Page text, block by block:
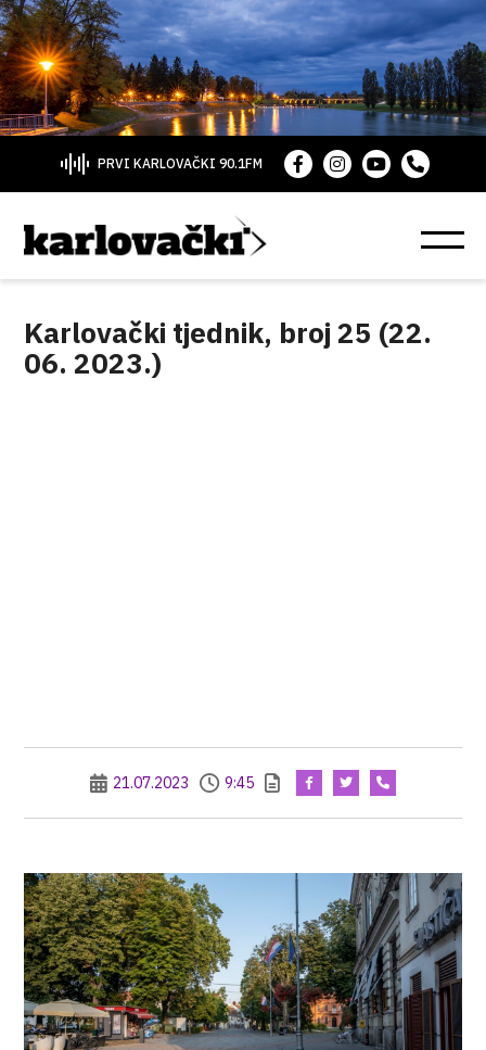
PRVI KARLOVAČKI 90.1FM
Karlovački tjednik, broj 25 (22.
06. 2023.)
21.07.2023 9:45